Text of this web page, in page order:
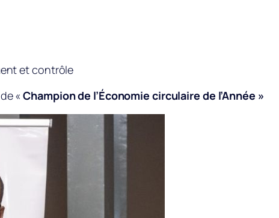
et contrôle
«Champion de l’Économie circulaire de l’Année »